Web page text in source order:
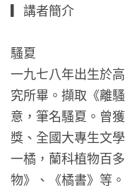
▎講者簡介
騷夏
一九七八年出生於
究所畢。擷取《離
意，筆名騷夏。曾
獎、全國大專生文
一橘，蘭科植物百
物》、《橘書》等。